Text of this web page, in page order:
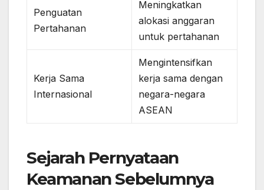
Penguatan
Pertahanan
Meningkatkan
alokasi anggaran
untuk pertahanan
Kerja Sama
Internasional
Mengintensifkan
kerja sama dengan
negara-negara
ASEAN
Sejarah Pernyataan
Keamanan Sebelumnya